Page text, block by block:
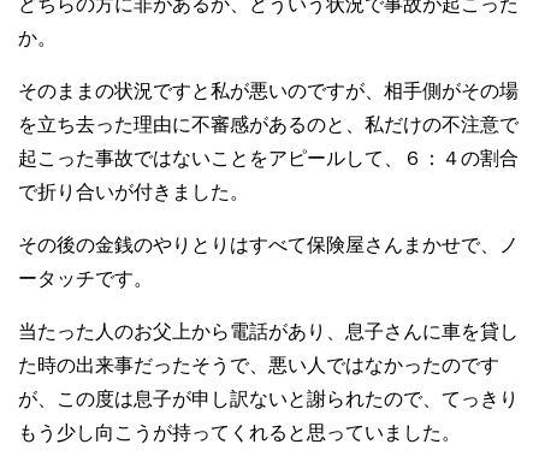
か。
そのままの状況ですと私が悪いのですが、相手側がその場
を立ち去った理由に不審感があるのと、私だけの不注意で
起こった事故ではないことをアピールして、６：４の割合
で折り合いが付きました。
その後の金銭のやりとりはすべて保険屋さんまかせで、ノ
ータッチです。
当たった人のお父上から電話があり、息子さんに車を貸し
た時の出来事だったそうで、悪い人ではなかったのです
が、この度は息子が申し訳ないと謝られたので、てっきり
もう少し向こうが持ってくれると思っていました。